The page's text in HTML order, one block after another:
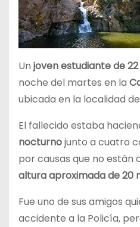
Un joven estudiante de
noche del martes en la
ubicada en la localidad
El fallecido estaba
nocturnojunto a cuatro
por causas que no están
altura aproximada de 20
Fue uno de sus amigos
accidente a la Policía,